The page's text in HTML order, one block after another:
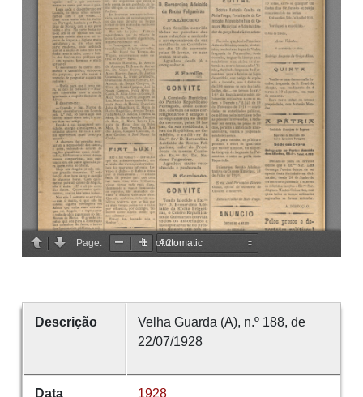
Descrição
Velha Guarda (A), n.º 188, de
22/07/1928
Data 1928